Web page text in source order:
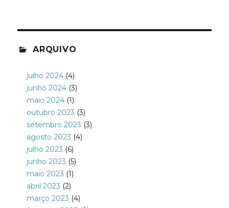
ARQUIVO
julho 2024(4)
junho 2024(3)
maio 2024(1)
outubro 2023 (3)
setembro 2023 (3)
agosto 2023 (4)
julho 2023 (6)
junho 2023 (5)
maio 2023 (1)
abril 2023 (2)
março 2023 (4)